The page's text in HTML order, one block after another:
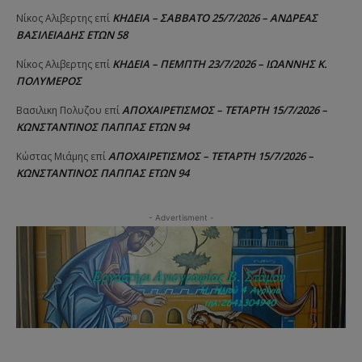
Νίκος Αλιβερτης επί ΚΗΔΕΙΑ – ΣΑΒΒΑΤΟ 25/7/2026 – ΑΝΔΡΕΑΣ
ΒΑΣΙΛΕΙΑΔΗΣ ΕΤΩΝ 58
Νίκος Αλιβερτης επί ΚΗΔΕΙΑ – ΠΕΜΠΤΗ 23/7/2026 – ΙΩΑΝΝΗΣ Κ.
ΠΟΛΥΜΕΡΟΣ
Βασιλικη Πολυζου επί ΑΠΟΧΑΙΡΕΤΙΣΜΟΣ – ΤΕΤΑΡΤΗ 15/7/2026 –
ΚΩΝΣΤΑΝΤΙΝΟΣ ΠΑΠΠΑΣ ΕΤΩΝ 94
Κώστας Μιάμης επί ΑΠΟΧΑΙΡΕΤΙΣΜΟΣ – ΤΕΤΑΡΤΗ 15/7/2026 –
ΚΩΝΣΤΑΝΤΙΝΟΣ ΠΑΠΠΑΣ ΕΤΩΝ 94
- Advertisment -